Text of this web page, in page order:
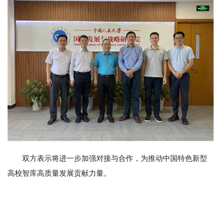
双方表示将进一步加强对接与合作，为推动中国特色新型
高校智库高质量发展贡献力量。